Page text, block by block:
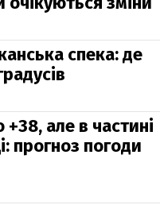
спека: де
але в частині
прогноз погоди